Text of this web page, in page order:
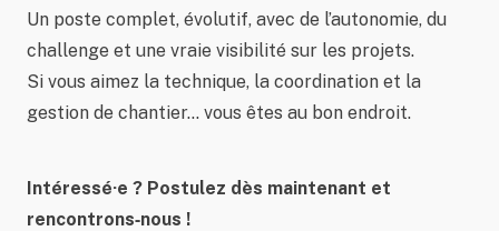
Un poste complet, évolutif, avec de l’autonomie, du
challenge et une vraie visibilité sur les projets.
Si vous aimez la technique, la coordination et la
gestion de chantier… vous êtes au bon endroit.
Intéressé·e ? Postulez dès maintenant et
rencontrons‑nous !